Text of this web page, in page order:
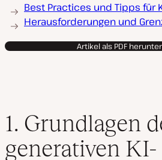
Best Practices und Tipps für
Herausforderungen und
Artikel als PDF
1. Grundlagen
generativen KI-